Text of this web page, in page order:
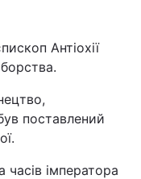
Антіохії
поставлений
часів імператора